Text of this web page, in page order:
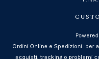
Ordini Online e Spedizioni: per
acquisti, tracking o problemi